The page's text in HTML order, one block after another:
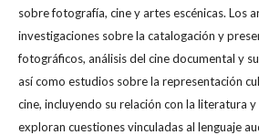
sobre fotografía, cine y artes escénicas. Los
investigaciones sobre la catalogación y
fotográficos, análisis del cine documental y
así como estudios sobre la representación
cine, incluyendo su relación con la literatura
exploran cuestiones vinculadas al lenguaje